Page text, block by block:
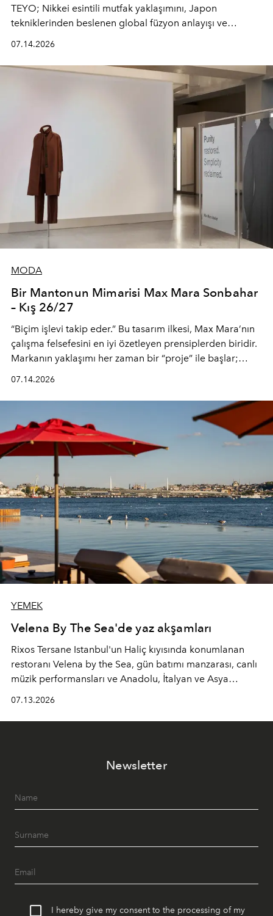
TEYO; Nikkei esintili mutfak yaklaşımını, Japon
tekniklerinden beslenen global füzyon anlayışı ve
07.14.2026
MODA
Bir Mantonun Mimarisi Max Mara Sonbahar
– Kış 26/27
“Biçim işlevi takip eder.” Bu tasarım ilkesi, Max Mara’nın
çalışma felsefesini en iyi özetleyen prensiplerden biridir.
Markanın yaklaşımı her zaman bir “proje” ile başlar;
(savoir-faire) buluşan parçalara dönüştürmek.
07.14.2026
YEMEK
Velena By The Sea'de yaz akşamları
Rixos Tersane Istanbul'un Haliç kıyısında konumlanan
restoranı Velena by the Sea, gün batımı manzarası, canlı
müzik performansları ve Anadolu, İtalyan ve Asya
devam ediyor.
07.13.2026
Newsletter
I hereby give my consent to the processing of my